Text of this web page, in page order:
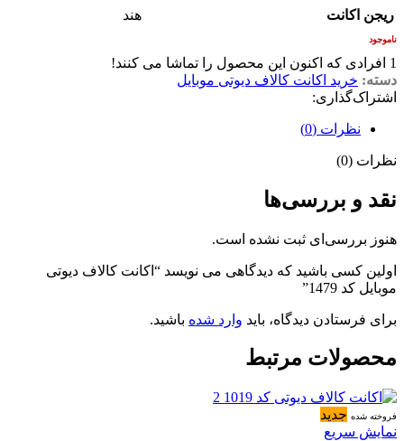
ریجن اکانت هند
ناموجود
1 افرادی که اکنون این محصول را تماشا می کنند!
دسته: خرید اکانت کالاف دیوتی موبایل
اشتراک‌گذاری:
نظرات (0)
نظرات (0)
نقد و بررسی‌ها
هنوز بررسی‌ای ثبت نشده است.
اولین کسی باشید که دیدگاهی می نویسد “اکانت کالاف دیوتی
موبایل کد 1479”
برای فرستادن دیدگاه، باید وارد شده باشید.
محصولات مرتبط
فروخته شده جدید
نمایش سریع